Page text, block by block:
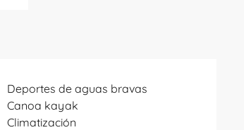
Deportes de aguas bravas
Canoa kayak
Climatización